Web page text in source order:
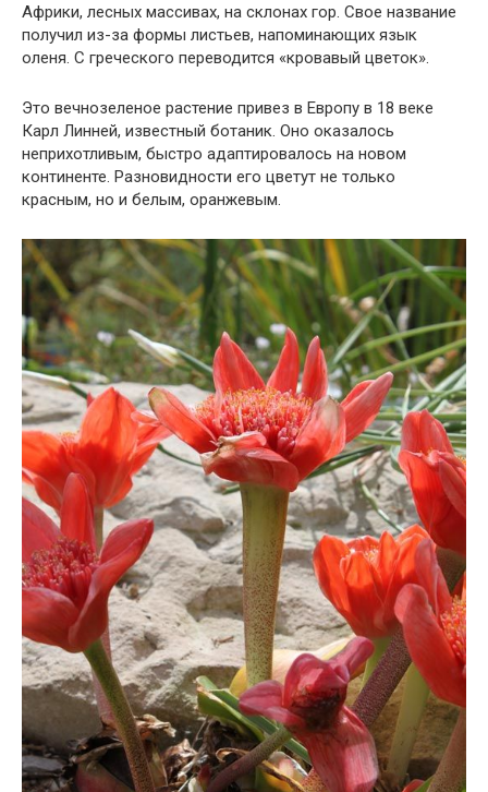
Африки, лесных массивах, на склонах гор. Свое название
получил из-за формы листьев, напоминающих язык
оленя. С греческого переводится «кровавый цветок».
Это вечнозеленое растение привез в Европу в 18 веке
Карл Линней, известный ботаник. Оно оказалось
неприхотливым, быстро адаптировалось на новом
континенте. Разновидности его цветут не только
красным, но и белым, оранжевым.